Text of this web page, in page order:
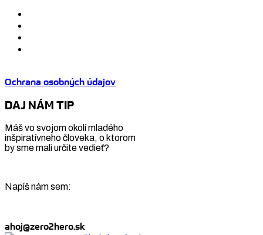
Ochrana osobných údajov
DAJ NÁM TIP
Máš vo svojom okolí mladého
inšpiratívneho človeka, o ktorom
by sme mali určite vedieť?
Napíš nám sem:
ahoj@zero2hero.sk